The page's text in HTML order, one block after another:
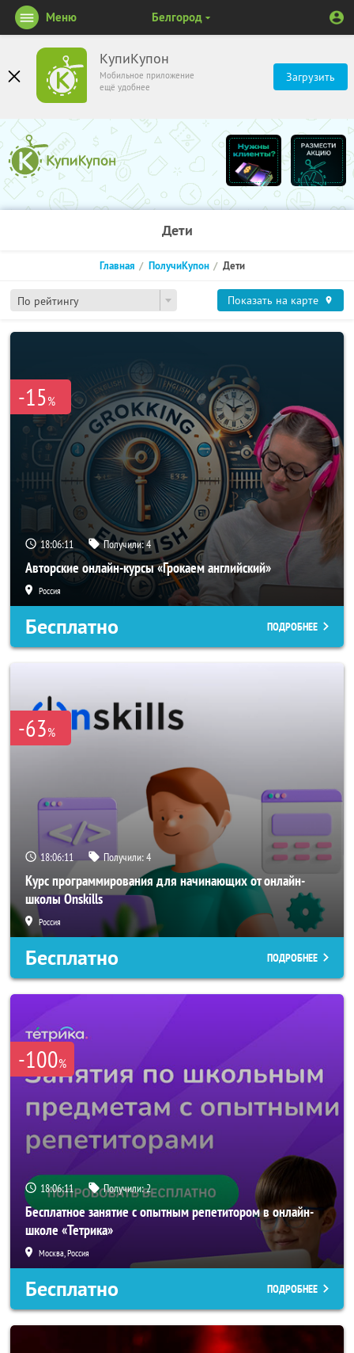
КупиКупон
Мобильное приложение
ещё удобнее
Загрузить
Меню Белгород
Дети
По рейтингу
Главная ПолучиКупон Дети
Показать на карте
-15%
18:06:10 Получили:4
Авторские онлайн-курсы «Грокаем английский»
Россия
Бесплатно ПОДРОБНЕЕ
-63%
18:06:10 Получили:4
Курс программирования для начинающих от онлайн-
школы Onskills
Россия
Бесплатно ПОДРОБНЕЕ
-100%
18:06:10 Получили:2
Бесплатное занятие с опытным репетитором в онлайн-
школе «Тетрика»
Москва, Россия
Бесплатно ПОДРОБНЕЕ